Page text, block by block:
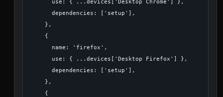
      use: { ...devices['Desktop Chrome'] },
      dependencies: ['setup'],
    },
    {
      name: 'firefox',
      use: { ...devices['Desktop Firefox'] },
      dependencies: ['setup'],
    },
    {